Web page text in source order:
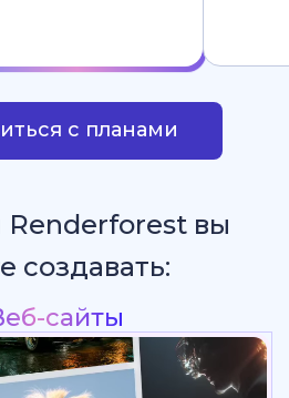
с планами
Renderforest вы
создавать:
&